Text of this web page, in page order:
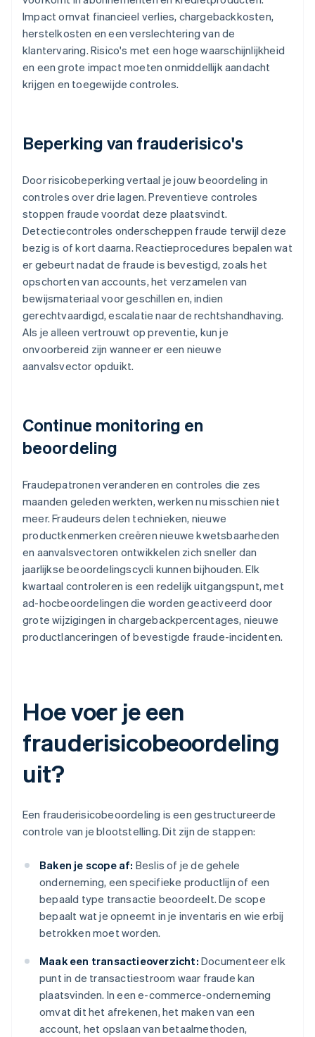
Impact omvat financieel verlies, chargebackkosten,
herstelkosten en een verslechtering van de
klantervaring. Risico's met een hoge waarschijnlijkheid
en een grote impact moeten onmiddellijk aandacht
krijgen en toegewijde controles.
Beperking van frauderisico's
Door risicobeperking vertaal je jouw beoordeling in
controles over drie lagen. Preventieve controles
stoppen fraude voordat deze plaatsvindt.
Detectiecontroles onderscheppen fraude terwijl deze
bezig is of kort daarna. Reactieprocedures bepalen wat
er gebeurt nadat de fraude is bevestigd, zoals het
opschorten van accounts, het verzamelen van
bewijsmateriaal voor geschillen en, indien
gerechtvaardigd, escalatie naar de rechtshandhaving.
Als je alleen vertrouwt op preventie, kun je
onvoorbereid zijn wanneer er een nieuwe
aanvalsvector opduikt.
Continue monitoring en
beoordeling
Fraudepatronen veranderen en controles die zes
maanden geleden werkten, werken nu misschien niet
meer. Fraudeurs delen technieken, nieuwe
productkenmerken creëren nieuwe kwetsbaarheden
en aanvalsvectoren ontwikkelen zich sneller dan
jaarlijkse beoordelingscycli kunnen bijhouden. Elk
kwartaal controleren is een redelijk uitgangspunt, met
ad-hocbeoordelingen die worden geactiveerd door
grote wijzigingen in chargebackpercentages, nieuwe
productlanceringen of bevestigde fraude-incidenten.
Hoe voer je een
frauderisicobeoordeling
uit?
Een frauderisicobeoordeling is een gestructureerde
controle van je blootstelling. Dit zijn de stappen:
Baken je scope af: Beslis of je de gehele
onderneming, een specifieke productlijn of een
bepaald type transactie beoordeelt. De scope
bepaalt wat je opneemt in je inventaris en wie erbij
betrokken moet worden.
Maak een transactieoverzicht: Documenteer elk
punt in de transactiestroom waar fraude kan
plaatsvinden. In een e-commerce-onderneming
omvat dit het afrekenen, het maken van een
account, het opslaan van betaalmethoden,